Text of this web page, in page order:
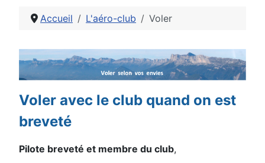
Accueil L'aéro-club Voler
Détails
Voler avec le club quand on est
breveté
Pilote breveté et membre du club,